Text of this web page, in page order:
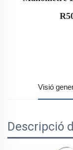
Visió
Descripció